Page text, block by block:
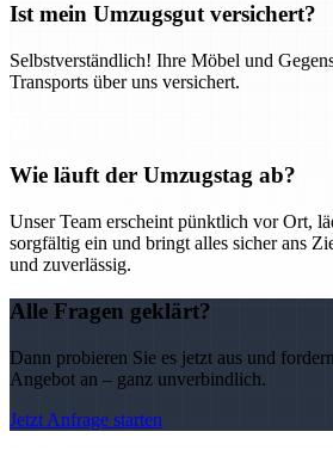
Ist mein Umzugsgut versichert?
Selbstverständlich! Ihre Möbel und
Transports über uns versichert.
Wie läuft der Umzugstag ab?
Unser Team erscheint pünktlich vor Ort,
sorgfältig ein und bringt alles sicher ans
und zuverlässig.
Alle Fragen geklärt?
Dann probieren Sie es jetzt aus und
Angebot an – ganz unverbindlich.
Jetzt Anfrage starten